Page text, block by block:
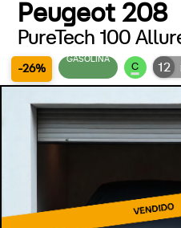
Peugeot 208
PureTech 100
-26%
GASOLINA
C 12